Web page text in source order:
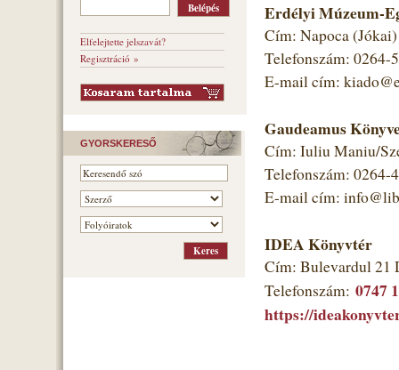
Elfelejtette jelszavát?
Regisztráció »
GYORSKERESŐ
Erdélyi Múzeum-
Cím: Napoca
Telefonszám: 0264-
E-mail cím:
Gaudeamus
Cím: Iuliu Maniu/
Telefonszám: 0264-
E-mail cím:
IDEA Könyvtér
Cím: Bulevardul 21
Telefonszám: 0747
https://